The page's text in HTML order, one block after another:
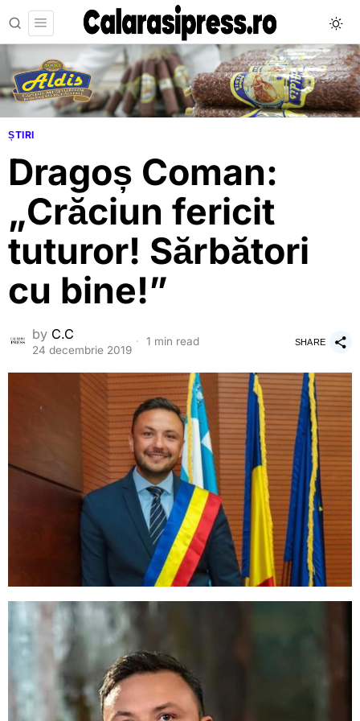
ȘTIRI
Dragoș Coman:
„Crăciun fericit
tuturor! Sărbători
cu bine!”
by C.C
24 decembrie 2019
1 min read SHARE